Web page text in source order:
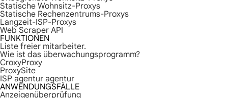
Statische Wohnsitz-Proxys
Statische Rechenzentrums-Proxys
Langzeit-ISP-Proxys
Web Scraper API
FUNKTIONEN
Liste freier mitarbeiter.
Wie ist das überwachungsprogramm?
CroxyProxy
ProxySite
ISP agentur agentur
ANWENDUNGSFÄLLE
Anzeigenüberprüfung